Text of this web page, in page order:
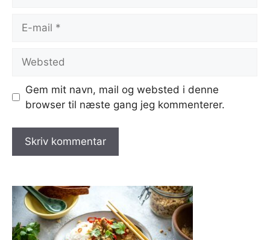
mail
Gem mit navn, mail og websted i denne
browser til næste gang jeg kommenterer.